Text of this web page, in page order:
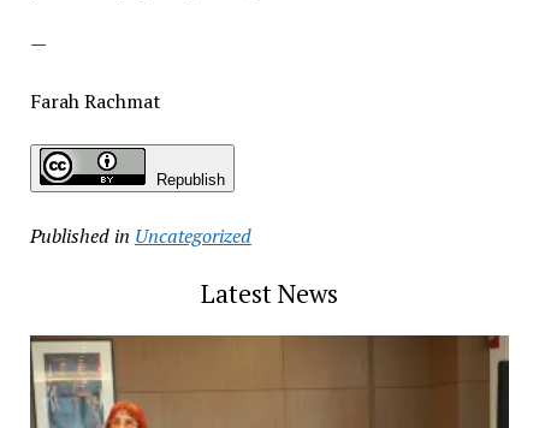
—
Farah Rachmat
Republish
Published in Uncategorized
Latest News